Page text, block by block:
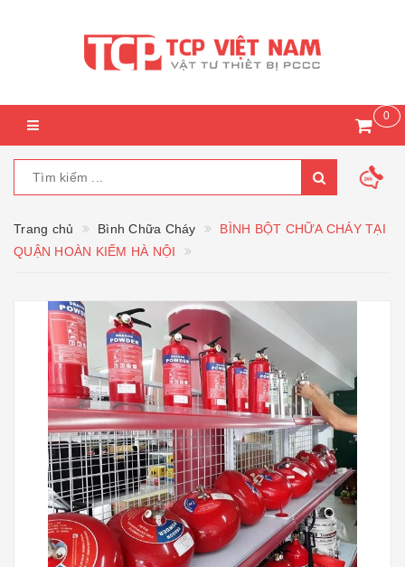
0
Trang chủ Bình Chữa Cháy
BÌNH BỘT CHỮA CHÁY TẠI
QUẬN HOÀN KIẾM HÀ NỘI